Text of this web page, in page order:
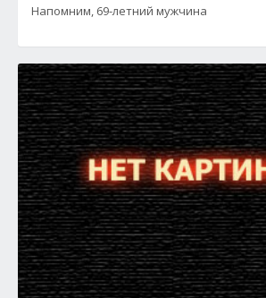
Напомним, 69-летний мужчина